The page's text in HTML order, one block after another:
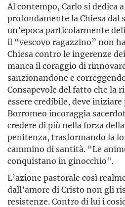
Al contempo, Carlo si dedica
profondamente la Chiesa dal
un’epoca particolarmente
il “vescovo ragazzino” non
Chiesa contro le ingerenze
manca il coraggio di
sanzionandone e
Consapevole del fatto che la
essere credibile, deve
Borromeo incoraggia
credere di più nella forza
penitenza, trasformando la
cammino di santità. "Le
conquistano in ginocchio".
L’azione pastorale così
dall’amore di Cristo non gli
resistenze. Contro di lui i